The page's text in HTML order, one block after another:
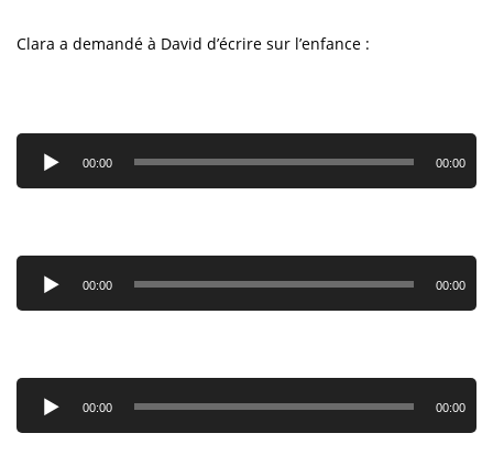
Clara a demandé à David d’écrire sur l’enfance :
Lecteur
audio
00:00 00:00
Lecteur
audio
00:00 00:00
Lecteur
audio
00:00 00:00